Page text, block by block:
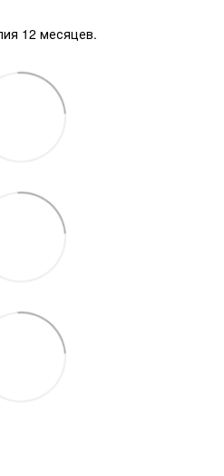
12 месяцев.